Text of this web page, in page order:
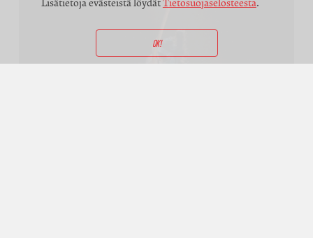
Lisätietoja evästeistä löydätTietosuojaselosteesta.
OK!